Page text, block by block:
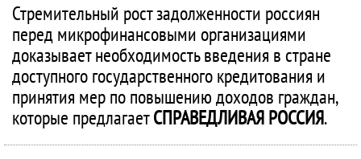
Стремительный рост задолженности россиян
перед микрофинансовыми организациями
доказывает необходимость введения в стране
доступного государственного кредитования и
принятия мер по повышению доходов граждан,
которые предлагаетСПРАВЕДЛИВАЯ РОССИЯ.